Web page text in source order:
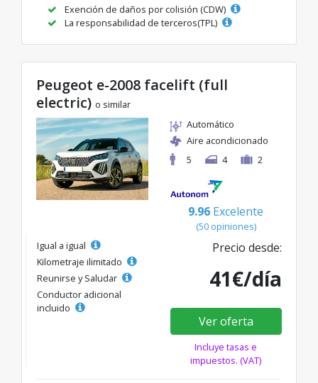
Exención de daños por colisión (CDW)
La responsabilidad de terceros(TPL)
Peugeot e-2008 facelift (full
electric) o similar
Automático
Aire acondicionado
5
4 2
9.96 Excelente
(50 opiniones)
Igual a igual
Kilometraje ilimitado
Reunirse y Saludar
Conductor adicional
incluido
Precio desde:
41€/día
Ver oferta
Incluye tasas e
impuestos. (VAT)